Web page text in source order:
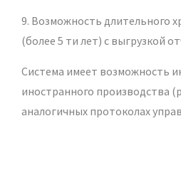
9. Возможность длительного
(более 5 ти лет) с выгрузкой
Система имеет возможность
иностранного производства
аналогичных протоколах